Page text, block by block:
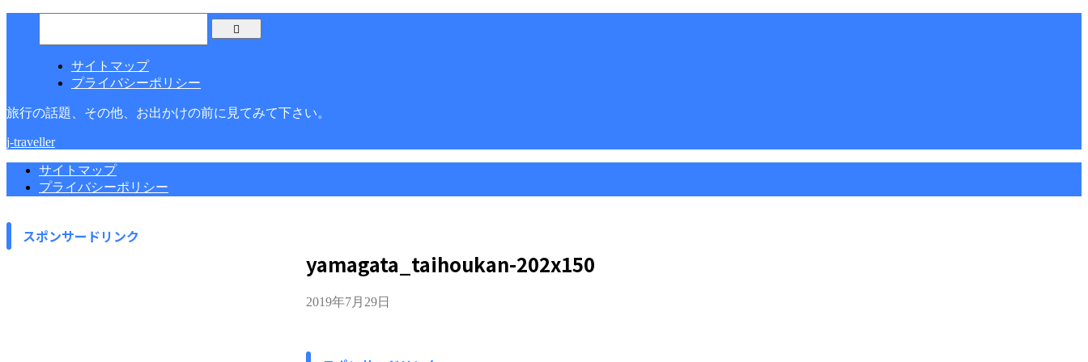
サイトマップ
プライバシーポリシー
旅行の話題、その他、お出かけの前に見てみて下さい。
j-traveller
サイトマップ
プライバシーポリシー
yamagata_taihoukan-202x150
2019年7月29日
スポンサードリンク